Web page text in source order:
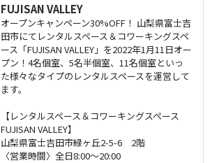
FUJISAN VALLEY
オープンキャンペーン30%OFF！ 山梨県富士吉
田市にてレンタルスペース＆コワーキングスペ
ース「FUJISAN VALLEY」を2022年1月11日オー
プン！4名個室、5名半個室、11名個室といっ
た様々なタイプのレンタルスペースを運営して
ます。
【レンタルスペース＆コワーキングスペース
FUJISAN VALLEY】
山梨県富士吉田市緑ヶ丘2-5-6 2階
〈営業時間〉全日8:00～20:00